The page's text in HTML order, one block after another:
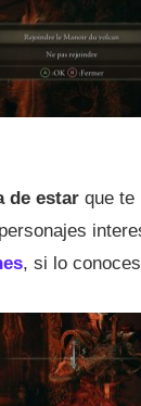
de estar que te
, si lo